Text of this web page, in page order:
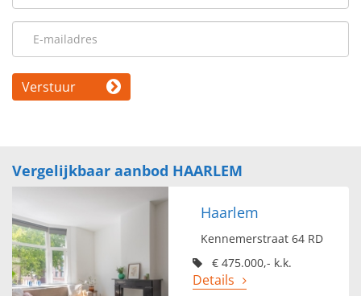
Verstuur
Vergelijkbaar aanbod HAARLEM
Haarlem
Kennemerstraat 64 RD
€ 475.000,- k.k.
Details